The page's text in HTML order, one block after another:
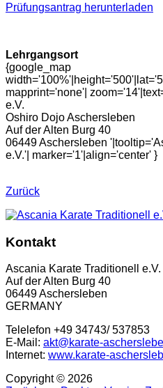
Prüfungsantrag herunterladen
Lehrgangsort
{google_map
mapprint='none'|
e.V.
Oshiro Dojo Aschersleben
Auf der Alten Burg 40
06449 Aschersleben
e.V.'| marker='1'|align='center' }
Zurück
Kontakt
Ascania Karate Traditionell e.V.
Auf der Alten Burg 40
06449 Aschersleben
GERMANY
Telelefon +49 34743/ 537853
E-Mail: akt@karate-
Internet: www.karate-
Copyright © 2026